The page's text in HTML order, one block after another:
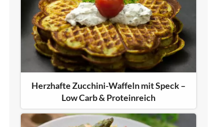
Herzhafte Zucchini-Waffeln mit Speck –
Low Carb & Proteinreich